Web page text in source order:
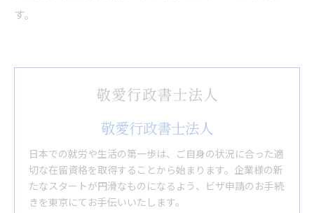
す。
敬愛行政書士法人
日本での就労や生活の第一歩は、ご自身の状況に合った適
切な在留資格を取得することから始まります。企業様の新
たなスタートが円滑なものになるよう、ビザ申請のお手続
きを東京にてお手伝いいたします。